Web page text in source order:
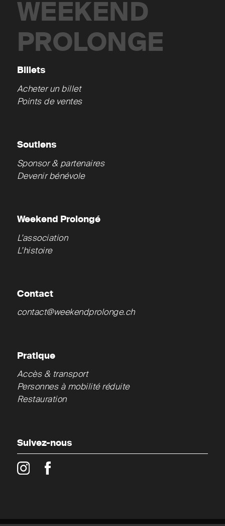
WEEKEND
PROLONGE
Billets
Acheter un billet
Points de ventes
Soutiens
Sponsor & partenaires
Devenir bénévole
Weekend Prolongé
L’association
L’histoire
Contact
contact@weekendprolonge.ch
Pratique
Accès & transport
Personnes à mobilité réduite
Restauration
Suivez-nous